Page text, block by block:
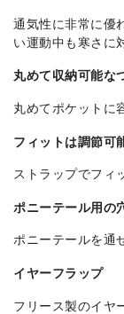
通気性に非常に優
い運動中も寒さに
丸めて収納可能な
丸めてポケットに
フィットは調節可
ストラップでフィ
ポニーテール用の
ポニーテールを通
イヤーフラップ
フリース製のイヤ